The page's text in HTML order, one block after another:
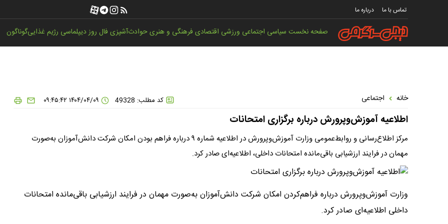
تماس با ما درباره ما
صفحه نخستسیاسی اجتماعی ورزشی اقتصادیفرهنگی و هنریحوادثآشپزیفال روزدیپلماسی رژیم غذاییگوناگون
خانه اجتماعی کد مطلب: 49328
اطلاعیه‌ آموزش‌وپرورش درباره برگزاری امتحانات
مرکز اطلاع‌رسانی و روابط‌عمومی وزارت آموزش‌وپرورش در اطلاعیه شماره ۹ درباره فراهم بودن امکان شرکت دانش‌آموزان به‌صورت
مهمان در فرایند ارزشیابی باقی‌مانده امتحانات داخلی، اطلاعیه‌ای صادر کرد.
وزارت آموزش‌وپرورش درباره فراهم‌کردن امکان شرکت دانش‌آموزان به‌صورت مهمان در فرایند ارزشیابی باقی‌مانده امتحانات
داخلی اطلاعیه‌ای صادر کرد.